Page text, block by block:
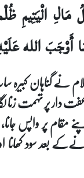
الْيَتِيمِ
أَوْجَبَ الله
نے گناہان
دار پر تہمت زنا
مقام پر واپس
بعد سود کھانا